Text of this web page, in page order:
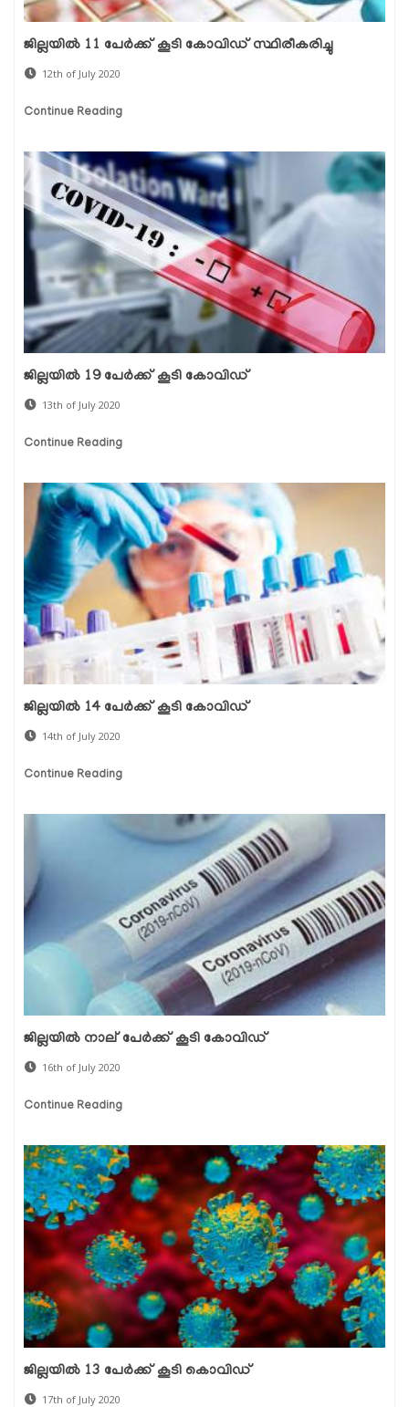
ജില്ലയില്‍ 11 പേര്‍ക്ക് കൂടി കോവിഡ് സ്ഥിരീകരിച്ചു
12th of July 2020
Continue Reading
ജില്ലയില്‍ 19 പേര്‍ക്ക് കൂടി കോവിഡ്
13th of July 2020
Continue Reading
ജില്ലയില്‍ 14 പേര്‍ക്ക് കൂടി കോവിഡ്
14th of July 2020
Continue Reading
ജില്ലയില്‍ നാല് പേര്‍ക്ക് കൂടി കോവിഡ്
16th of July 2020
Continue Reading
ജില്ലയില്‍ 13 പേര്‍ക്ക് കൂടി കൊവിഡ്
17th of July 2020